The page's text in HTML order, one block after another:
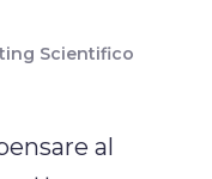
Scientifico
al